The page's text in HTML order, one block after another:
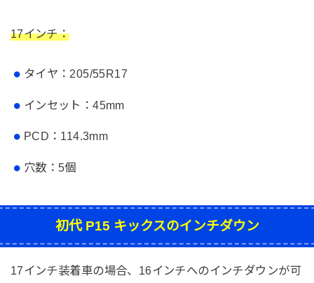
17インチ：
タイヤ：205/55R17
インセット：45mm
PCD：114.3mm
穴数：5個
初代 P15 キックスのインチダウン
17インチ装着車の場合、16インチへのインチダウンが可